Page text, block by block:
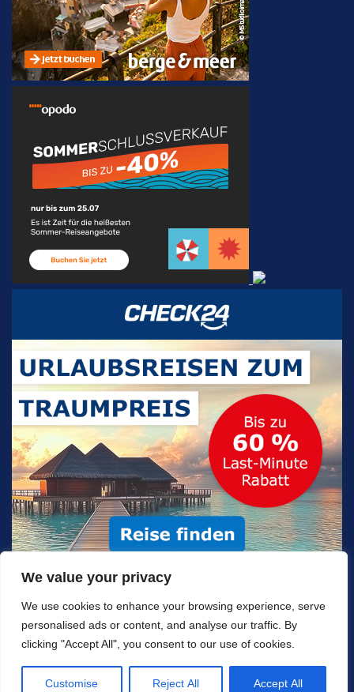
We value your privacy
We use cookies to enhance your browsing experience, serve
personalised ads or content, and analyse our traffic. By
clicking "Accept All", you consent to our use of cookies.
Customise Reject All Accept All